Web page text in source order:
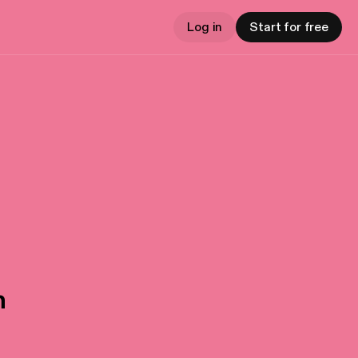
Log in Start for free